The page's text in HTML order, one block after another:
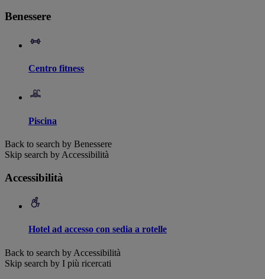
Benessere
Centro fitness
Piscina
Back to search by Benessere
Skip search by Accessibilità
Accessibilità
Hotel ad accesso con sedia a rotelle
Back to search by Accessibilità
Skip search by I più ricercati